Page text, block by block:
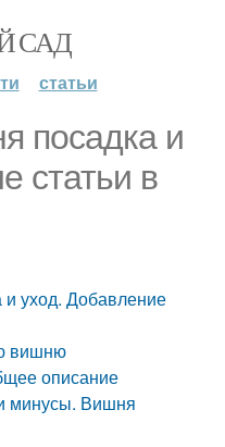
САД
статьи
посадка и
статьи в
уход. Добавление
вишню
описание
минусы. Вишня